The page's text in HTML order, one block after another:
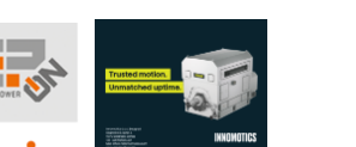
kompanije Rittal
Najbolje za vašu pametnu
upravljanje energijom